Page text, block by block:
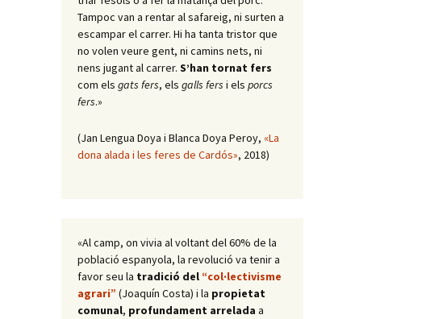
Tampoc van a rentar al safareig, ni surten a
escampar el carrer. Hi ha tanta tristor que
no volen veure gent, ni camins nets, ni
nens jugant al carrer. S’han tornat fers
com els gats fers, els galls fers i els porcs
fers.»
(Jan Lengua Doya i Blanca Doya Peroy, «La
dona alada i les feres de Cardós», 2018)
«Al camp, on vivia al voltant del 60% de la
població espanyola, la revolució va tenir a
favor seu la tradició del “col·lectivisme
agrari” (Joaquín Costa) i la propietat
comunal, profundament arrelada a